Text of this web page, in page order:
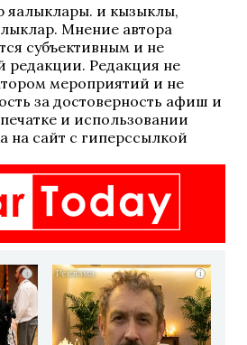
иң кызыклы,
Мнение автора
субъективным и не
редакции. Редакция не
мероприятий и не
за достоверность афиш и
и использовании
на сайт с гиперссылкой
i i